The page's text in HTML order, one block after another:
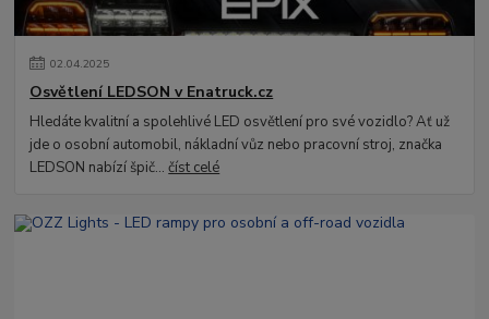
02.04.2025
Osvětlení LEDSON v Enatruck.cz
Hledáte kvalitní a spolehlivé LED osvětlení pro své vozidlo? Ať už
jde o osobní automobil, nákladní vůz nebo pracovní stroj, značka
LEDSON nabízí špič...číst celé